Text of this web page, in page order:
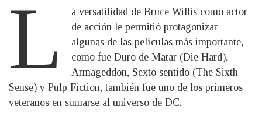
L
a versatilidad de Bruce Willis como actor
de acción le permitió protagonizar
algunas de las películas más importante,
como fue Duro de Matar (Die Hard),
Armageddon, Sexto sentido (The Sixth
Sense) y Pulp Fiction, también fue uno de los primeros
veteranos en sumarse al universo de DC.